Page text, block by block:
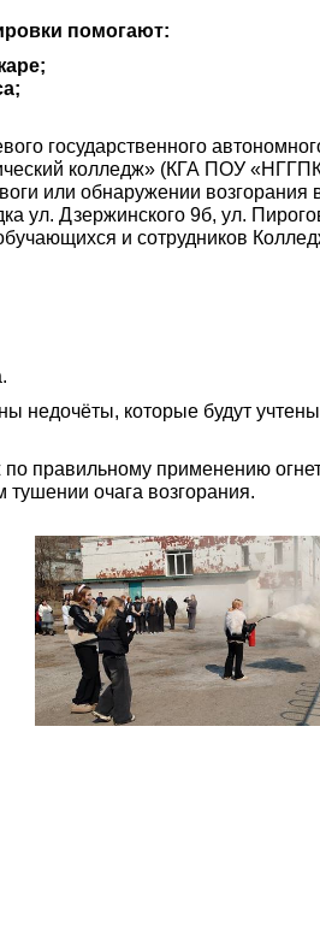
помогают:
государственного
колледж» (КГА ПОУ
или обнаружении
ул. Дзержинского 9б, ул.
и сотрудников
недочёты, которые будут
по правильному применению
очага возгорания.